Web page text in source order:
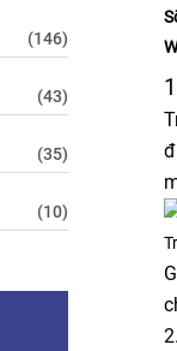
(146)
(43)
(35)
(10)